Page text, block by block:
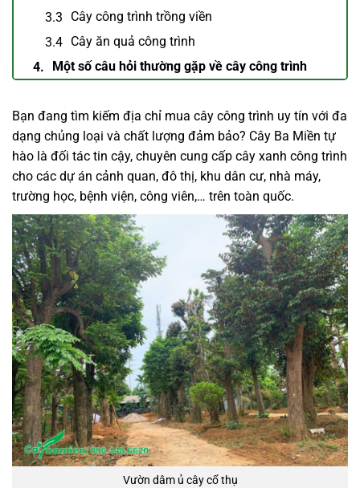
Cây công trình trồng viền
Cây ăn quả công trình
Một số câu hỏi thường gặp về cây công trình
Bạn đang tìm kiếm địa chỉ mua cây công trình uy tín với đa
dạng chủng loại và chất lượng đảm bảo? Cây Ba Miền tự
hào là đối tác tin cậy, chuyên cung cấp cây xanh công trình
cho các dự án cảnh quan, đô thị, khu dân cư, nhà máy,
trường học, bệnh viện, công viên,… trên toàn quốc.
Vườn dâm ủ cây cổ thụ